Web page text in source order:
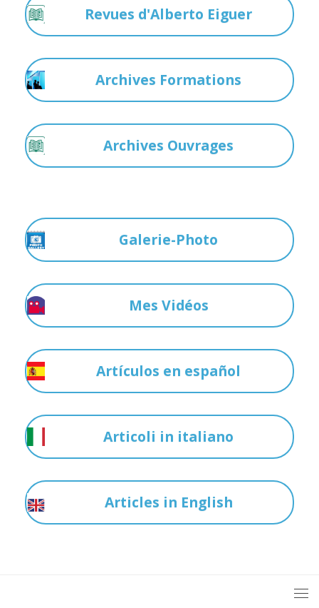
Revues d'Alberto Eiguer
Archives Formations
Archives Ouvrages
Galerie-Photo
Mes Vidéos
Artículos en español
Articoli in italiano
Articles in English